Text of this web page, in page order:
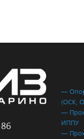
—
(ОСК,
—
ИППУ
—